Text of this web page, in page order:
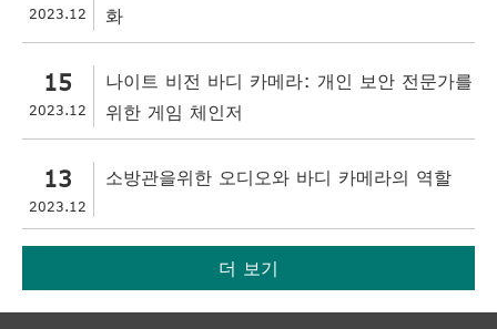
2023.12
화
15
2023.12
나이트 비전 바디 카메라: 개인 보안 전문가를
위한 게임 체인저
13
2023.12
소방관을위한 오디오와 바디 카메라의 역할
더 보기